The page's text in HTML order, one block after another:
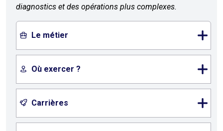
diagnostics et des opérations plus complexes.
Le métier
Où exercer ?
Carrières